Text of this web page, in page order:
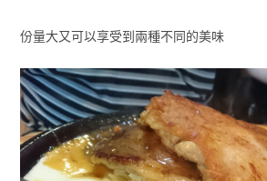
份量大又可以享受到兩種不同的美味